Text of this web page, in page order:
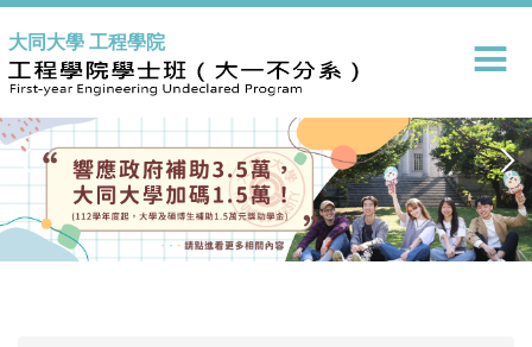
到
主
要
內
容
大同大學 工程學院